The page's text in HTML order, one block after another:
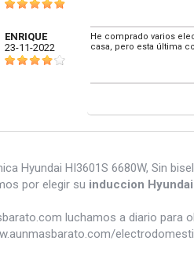
ENRIQUE
23-11-2022
He comprado varios
casa, pero esta última
Hyundai HI3601S 6680W, Sin
por elegir su induccion
luchamos a diario para